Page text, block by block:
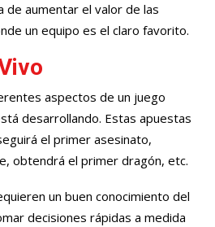
de aumentar el valor de las
un equipo es el claro favorito.
aspectos de un juego
desarrollando. Estas apuestas
el primer asesinato,
obtendrá el primer dragón, etc.
un buen conocimiento del
decisiones rápidas a medida